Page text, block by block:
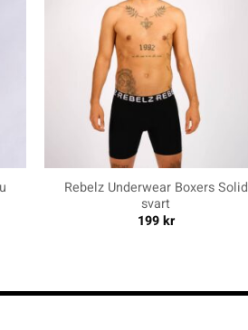
Rebelz Underwear Boxers Solid
svart
199kr